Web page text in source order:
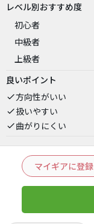
レベル別おすすめ度
初心者
中級者
上級者
良いポイント
方向性がいい
扱いやすい
曲がりにくい
マイギアに登録